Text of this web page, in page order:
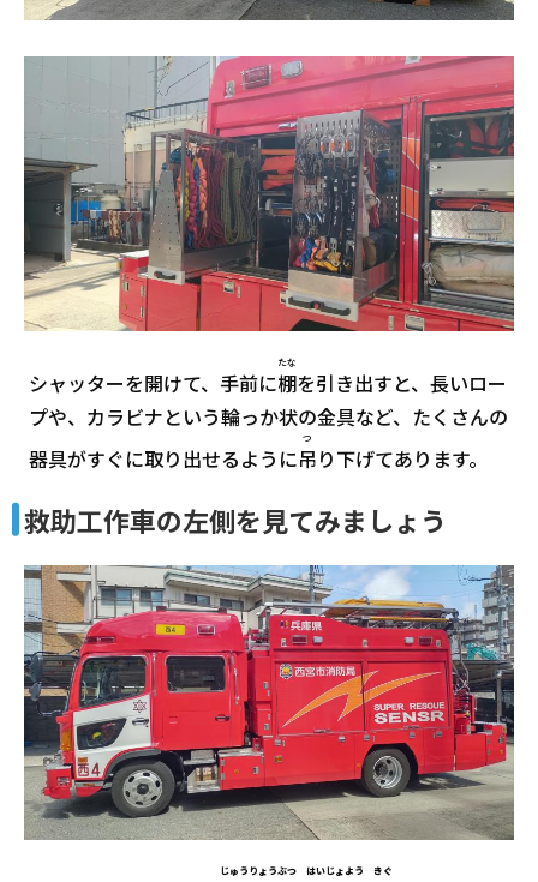
シャッターを開けて、手前に棚
たな
を引き出すと、長いロー
プや、カラビナという輪っか状の金具など、たくさんの
器具がすぐに取り出せるように吊
つ
り下げてあります。
救助工作車の左側を見てみましょう
じゅうりょうぶつ はいじょよう きぐ